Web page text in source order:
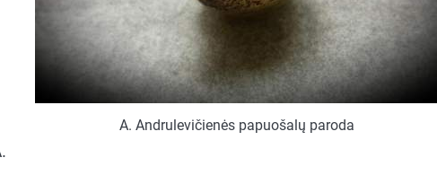
A. Andrulevičienės papuošalų paroda